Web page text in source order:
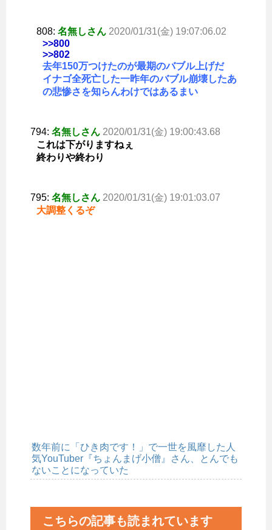
808: 名無しさん 2020/01/31(金) 19:07:06.02
>>800
>>802
去年150万つけたのが最期のバブル上げだ
イナゴ全死亡した一昨年のバブル崩壊したあ
の悲惨さを知らんわけではあるまい
794: 名無しさん 2020/01/31(金) 19:00:43.68
これは下がりますねぇ
終わりや終わり
795: 名無しさん 2020/01/31(金) 19:01:03.07
大調整くるぞ
数年前に「ひき肉です！」で一世を風靡した人
気YouTuber『ちょんまげ小僧』さん、とんでも
ないことになっていた
こちらの記事も読まれています